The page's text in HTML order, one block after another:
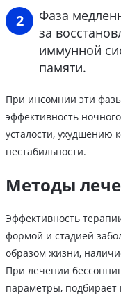
Фаза
за
иммунной
памяти.
При инсомнии эти
эффективность
усталости, ухудшению
нестабильности.
Методы
Эффективность
формой и стадией
образом жизни,
При лечении
параметры, подбирает